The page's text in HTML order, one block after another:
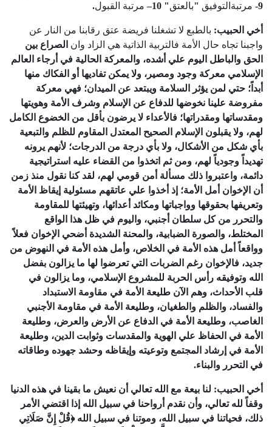
9
- مرتبةالتوفيق "بالعتق" 10
– مرتبة القبول.
أخي الحبيب: بالطبع لا تشغلنا فريضة عتق رقابنا من النار عن
واجبنا تجاه حال الأمة فالتربية الذاتية هي الزاد وان الصراع بين
الحق والباطل اليوم علي أشده، والمعركة الحالية في أرجاء العالم
الإسلامي معركة وجود ومصير، ولا يمكن تفاديها أو الفكاك منها
أبداً؛ حتي لمن يؤثر السلامة ويبتعد عن الميدان؛ فهي معركة
مفروضة علينا نخوضها للدفاع عن الإسلام وشرف الأمة وهويتها
ومقدساتها ومقدراتها؛ فالأعداء لا يرضون بأقل من الخضوع الكامل
لهم، ولا يقبلون الإسلام الصحيح المعتدل المقاوم للظلم والتبعية
بأي شكل من الأشكال، ولا بأي درجة من الدرجات؛ لأنهم يرونه
تهديداً وجودياً لهم، ومن ثم اتخذوا من القضاء عليه استراتيجية
دائمة، واعتبروا ذلك مسألة أمن قومي لهم، لقد كنا نقول منذ زمن
أن الإخوان أمل الأمة؛ إذ أخذوا علي عاتقهم مسئولية إيقاظ الأمة
وتعريفها بحقوقها وواجباتها ومكائد أعدائها، وتهيئتها للمقاومة
والتحرر من كل سلطان أجنبي، واليوم في ظل هذا
الواقع
المختلط، والصورة الضبابية، والمحنة الشديدة أضحي الإخوان فعلاً
وواقعاً أمل هذه الأمة في الخلاص، وأمل هذه الأمة في النهوض من
جديد، فالإخوان رغم الضربات التي تعرضوا لها ما يزالون بفضل
الله وتوفيقه رأس الحربة للمشروع الإسلامي، وما يزالون في
قلب الأحداث، وهم الآن طليعة الأمة في مقاومة الاستبداد
والفساد، والظلم والطغيان، وطليعة الأمة في مقاومة الأجنبي
الغاصب، وطليعة الأمة في الدفاع عن الأرض والعرض، وطليعة
الأمة في الحفاظ علي الهوية والمقدسات وثوابت الدين، وطليعة
الأمة في إرشاد المجتمع وتوعيته وإيقاظه وحشد جهوده وطاقاته
في التحرر والبناء.
أخي الحبيب: لنا بيعة مع الله تعالي أن نعيش ما بقينا في هذه الدنيا
وقفاً لله تعالي، وأن نقدم أرواحنا في سبيل الله إذا اقتضي الأمر
ذلك، فحياتنا في سبيل الله، وموتنا في سبيل الله ﴿قُلْ إِنَّ صَلَاتِي